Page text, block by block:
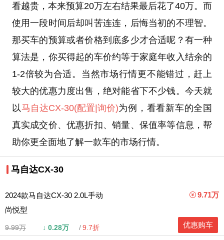
看越贵，本来预算20万左右结果最后花了40万。而
使用一段时间后却叫苦连连，后悔当初的不理智。
那买车的预算或者价格到底多少才合适呢？有一种
算法是，你买得起的车价约等于家庭年收入结余的
1-2倍较为合适。当然市场行情更不能错过，赶上
较大的优惠力度出售，绝对能省下不少钱。今天就
以马自达CX-30(配置|询价)为例，看看新车的全国
真实成交价、优惠折扣、销量、保值率等信息，帮
助你更全面地了解一款车的市场行情。
马自达CX-30
2024款马自达CX-30 2.0L手动
尚悦型
9.99万 ↓ 0.28万 9.7折
9.71万
优惠购车